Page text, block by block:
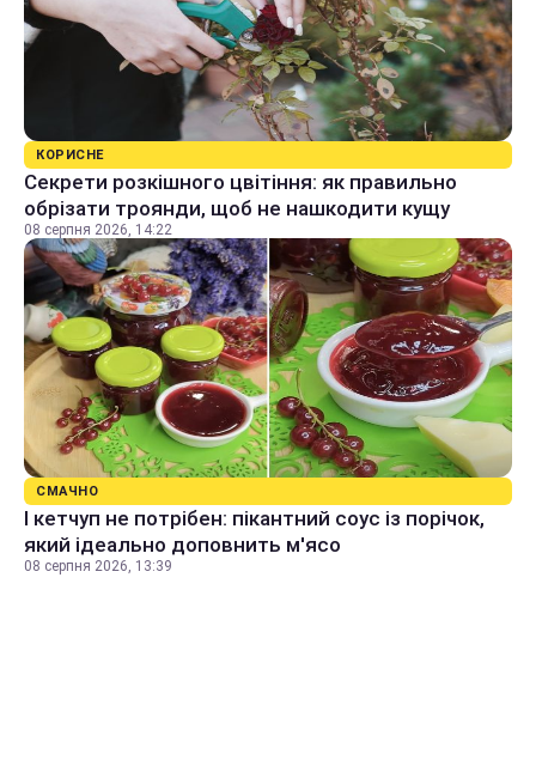
КОРИСНЕ
Секрети розкішного цвітіння: як правильно
обрізати троянди, щоб не нашкодити кущу
08 серпня 2026, 14:22
СМАЧНО
І кетчуп не потрібен: пікантний соус із порічок,
який ідеально доповнить м'ясо
08 серпня 2026, 13:39